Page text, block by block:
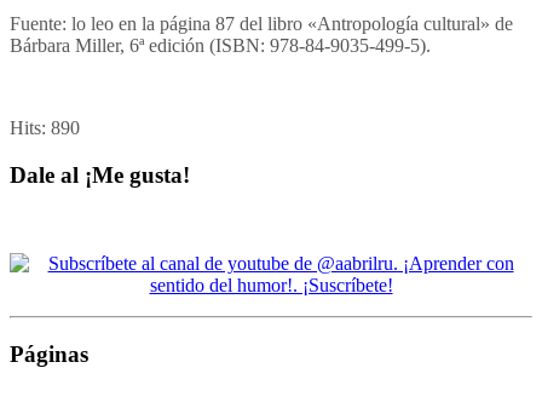
Fuente: lo leo en la página 87 del libro «Antropología cultural» de
Bárbara Miller, 6ª edición (ISBN: 978-84-9035-499-5).
Hits: 890
Dale al ¡Me gusta!
Páginas